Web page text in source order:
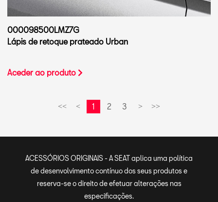
000098500LMZ7G
Lápis de retoque prateado Urban
Aceder ao produto
<< < 1 2 3 > >>
ACESSÓRIOS ORIGINAIS - A SEAT aplica uma política
de desenvolvimento contínuo dos seus produtos e
reserva-se o direito de efetuar alterações nas
especificações.